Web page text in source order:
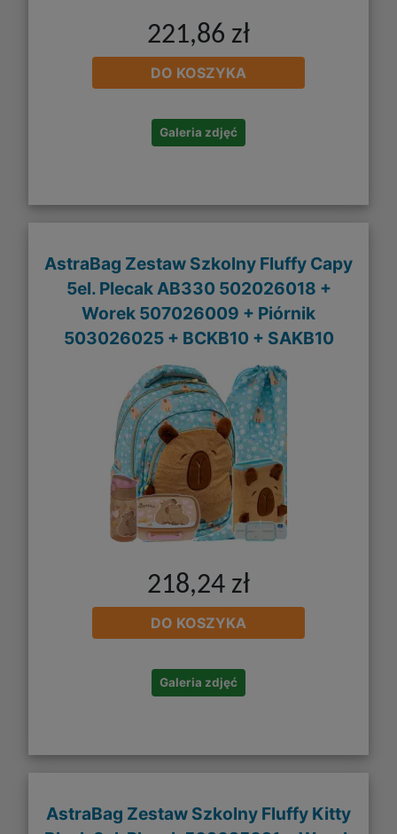
221,86 zł
DO KOSZYKA
Galeria zdjęć
AstraBag Zestaw Szkolny Fluffy Capy
5el. Plecak AB330 502026018 +
Worek 507026009 + Piórnik
503026025 + BCKB10 + SAKB10
218,24 zł
DO KOSZYKA
Galeria zdjęć
AstraBag Zestaw Szkolny Fluffy Kitty